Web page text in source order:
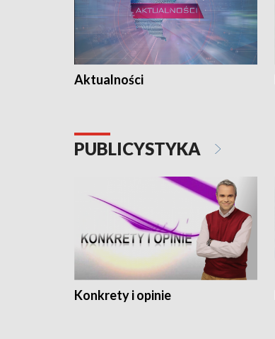
Aktualności
PUBLICYSTYKA
Konkrety i opinie